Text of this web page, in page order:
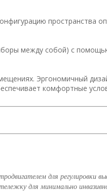
пространства
между собой) с
Эргономичный
комфортные
для регулировки
для минимально